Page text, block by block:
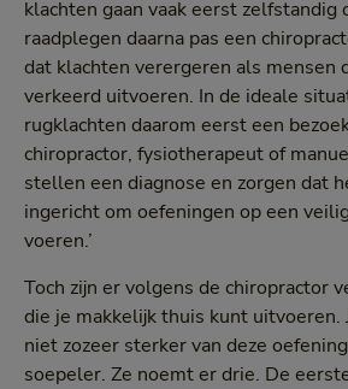
klachten gaan vaak eerst zelfstandig
raadplegen daarna pas een
dat klachten verergeren als mensen
verkeerd uitvoeren. In de ideale
rugklachten daarom eerst een
chiropractor, fysiotherapeut of
stellen een diagnose en zorgen dat
ingericht om oefeningen op een
voeren.’
Toch zijn er volgens de chiropractor
die je makkelijk thuis kunt uitvoeren.
niet zozeer sterker van deze
soepeler. Ze noemt er drie. De